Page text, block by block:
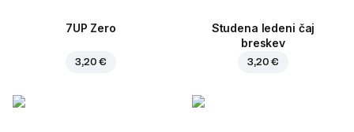
7UP Zero
3,20 €
Studena ledeni čaj
breskev
3,20 €